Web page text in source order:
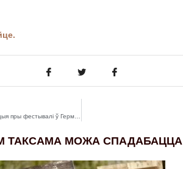
ТАКСАМА МОЖА СПАДАБАЦЦА